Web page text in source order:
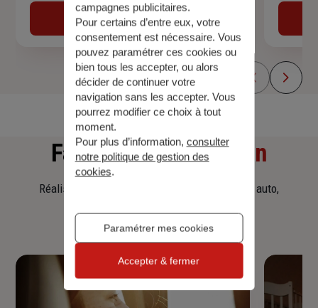
Découvrir
Faitesune simulation
Réalisez une simulation tarifaire d'assurance, auto,
campagnes publicitaires.
Pour certains d’entre eux, votre
consentement est nécessaire. Vous
pouvez paramétrer ces cookies ou
bien tous les accepter, ou alors
décider de continuer votre
navigation sans les accepter. Vous
pourrez modifier ce choix à tout
moment.
Pour plus d’information, consulter
notre politique de gestion des
cookies.
Paramétrer mes cookies
Accepter & fermer